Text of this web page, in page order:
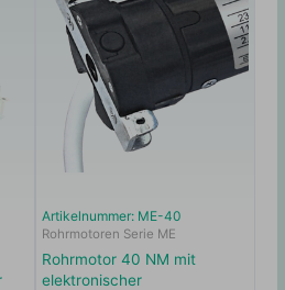
Artikelnummer: ME-40
Rohrmotoren Serie ME
Rohrmotor 40 NM mit
elektronischer